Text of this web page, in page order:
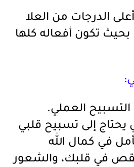
الدرجات من العلا
بحيث تكون أفعاله كلها
العملي.
يحتاج إلى تسبيح قلبي
في كمال الله
في قلبك، والشعور